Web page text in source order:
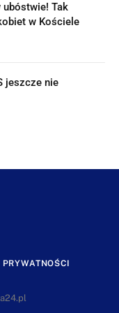
Tak
w Kościele
jeszcze nie